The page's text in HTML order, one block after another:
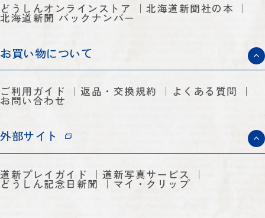
どうしんオンラインストア 北海道新聞社の本
北海道新聞 バックナンバー
お買い物について
ご利用ガイド 返品・交換規約 よくある質問
お問い合わせ
外部サイト
道新プレイガイド 道新写真サービス
どうしん記念日新聞 マイ・クリップ